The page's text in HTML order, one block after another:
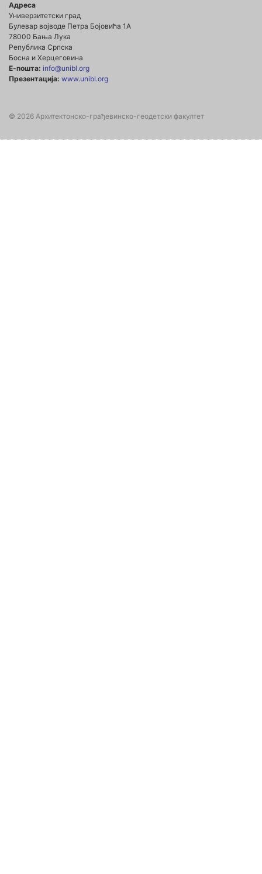
Адреса
Универзитетски град
Булевар војводе Петра Бојовића 1А
78000 Бања Лука
Република Српска
Босна и Херцеговина
Е-пошта: info@unibl.org
Презентација: www.unibl.org
© 2026 Архитектонско-грађевинско-геодетски факултет